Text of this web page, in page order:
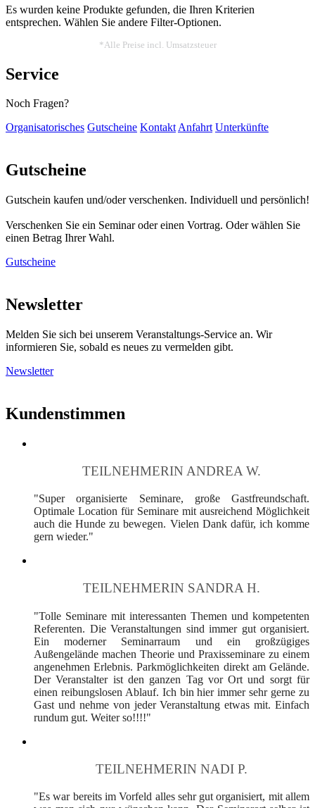
Es wurden keine Produkte gefunden, die Ihren Kriterien
entsprechen. Wählen Sie andere Filter-Optionen.
*Alle Preise incl. Umsatzsteuer
Service
Noch Fragen?
Organisatorisches Gutscheine KontaktAnfahrt Unterkünfte
Gutscheine
Gutschein kaufen und/oder verschenken. Individuell und persönlich!
Verschenken Sie ein Seminar oder einen Vortrag. Oder wählen Sie
einen Betrag Ihrer Wahl.
Gutscheine
Newsletter
Melden Sie sich bei unserem Veranstaltungs-Service an. Wir
informieren Sie, sobald es neues zu vermelden gibt.
Newsletter
Kundenstimmen
TEILNEHMERIN ANDREA W.
"Super organisierte Seminare, große Gastfreundschaft.
Optimale Location für Seminare mit ausreichend Möglichkeit
auch die Hunde zu bewegen. Vielen Dank dafür, ich komme
gern wieder."
TEILNEHMERIN SANDRA H.
"Tolle Seminare mit interessanten Themen und kompetenten
Referenten. Die Veranstaltungen sind immer gut organisiert.
Ein moderner Seminarraum und ein großzügiges
Außengelände machen Theorie und Praxisseminare zu einem
angenehmen Erlebnis. Parkmöglichkeiten direkt am Gelände.
Der Veranstalter ist den ganzen Tag vor Ort und sorgt für
einen reibungslosen Ablauf. Ich bin hier immer sehr gerne zu
Gast und nehme von jeder Veranstaltung etwas mit. Einfach
rundum gut. Weiter so!!!!"
TEILNEHMERIN NADI P.
"Es war bereits im Vorfeld alles sehr gut organisiert, mit allem